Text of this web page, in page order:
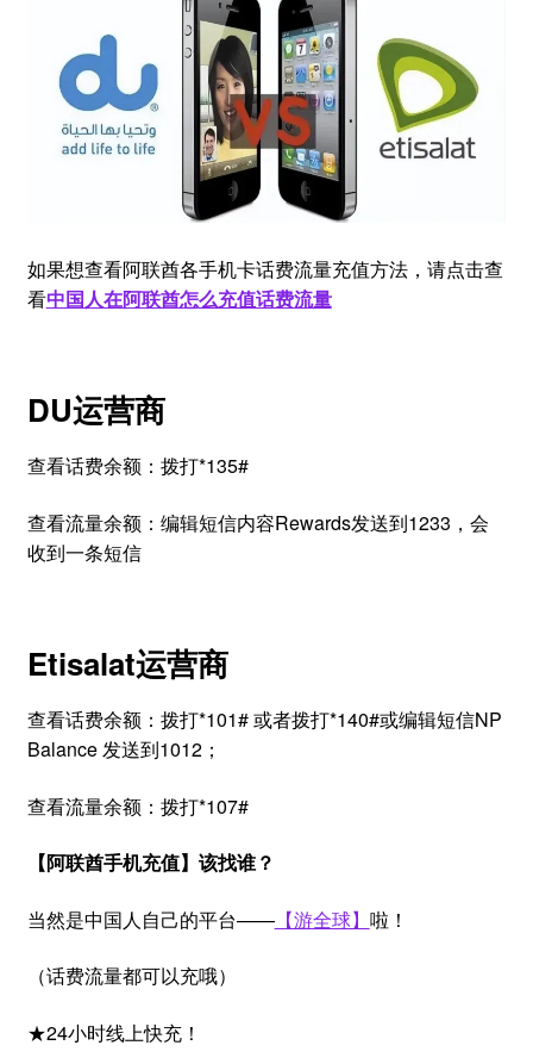
如果想查看阿联酋各手机卡话费流量充值方法，请点击查
看中国人在阿联酋怎么充值话费流量
DU运营商
查看话费余额：拨打*135#
查看流量余额：编辑短信内容Rewards发送到1233，会
收到一条短信
Etisalat运营商
查看话费余额：拨打*101# 或者拨打*140#或编辑短信NP
Balance 发送到1012；
查看流量余额：拨打*107#
【阿联酋手机充值】该找谁？
当然是中国人自己的平台——【游全球】 啦！
（话费流量都可以充哦）
★24小时线上快充！